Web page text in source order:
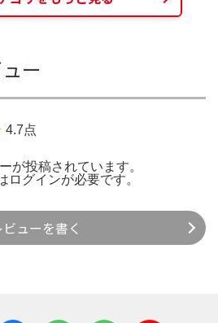
ー
4.7点
が投稿されています。
ログインが必要です。
ビューを書く